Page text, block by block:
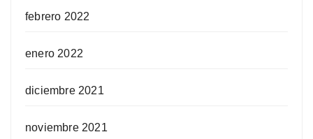
febrero 2022
enero 2022
diciembre 2021
noviembre 2021